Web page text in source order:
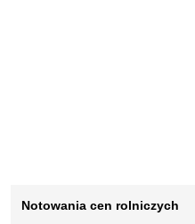
Notowania cen rolniczych